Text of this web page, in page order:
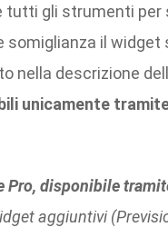
tutti gli strumenti per
somiglianza il widget
nella descrizione
unicamente
Pro, disponibile
aggiuntivi